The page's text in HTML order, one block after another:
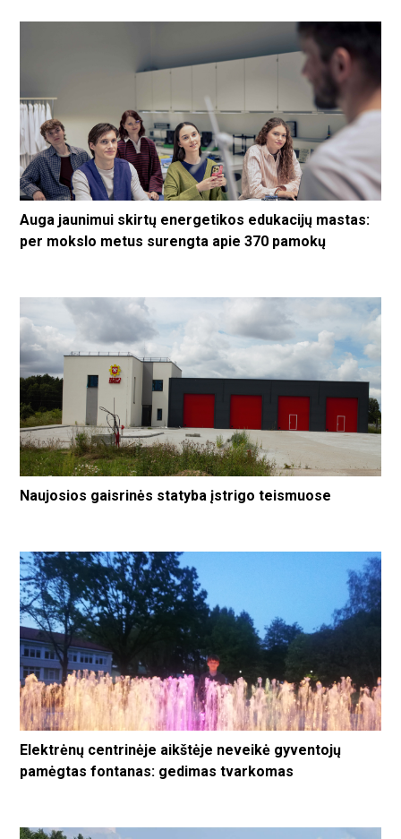
Auga jaunimui skirtų energetikos edukacijų mastas:
per mokslo metus surengta apie 370 pamokų
Naujosios gaisrinės statyba įstrigo teismuose
Elektrėnų centrinėje aikštėje neveikė gyventojų
pamėgtas fontanas: gedimas tvarkomas